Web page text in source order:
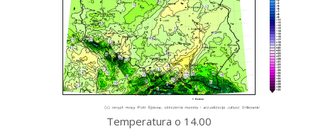
Temperatura o 14.00